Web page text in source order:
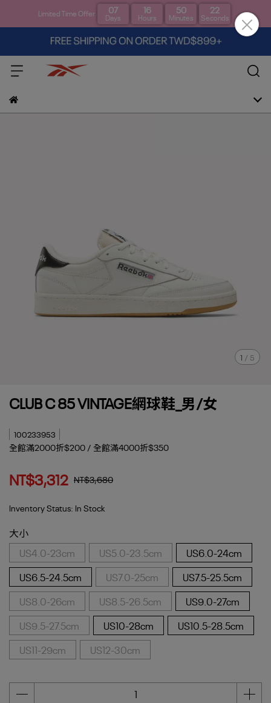
Limited Time Offer 07
Days
16
Hours
50
Minutes
21
Seconds
1 / 5
CLUB C 85 VINTAGE網球鞋_男/女
100233953
全館滿2000折$200 / 全館滿4000折$350
NT$3,312 NT$3,680
Inventory Status: In Stock
大小
US4.0-23cm
US5.0-23.5cm
US6.0-24cm
US6.5-24.5cm
US7.0-25cm
US7.5-25.5cm
US8.0-26cm
US8.5-26.5cm
US9.0-27cm
US9.5-27.5cm
US10-28cm
US10.5-28.5cm
US11-29cm
US12-30cm